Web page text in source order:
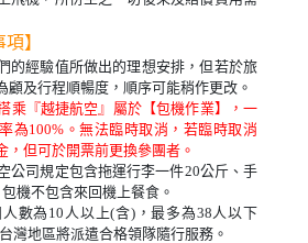
】
的經驗值所做出的理想安排，但若於旅
顧及行程順暢度，順序可能稍作更改。
乘『越捷航空』屬於【包機作業】，一
為100%。無法臨時取消，若臨時取消
，但可於開票前更換參團者。
公司規定包含拖運行李一件20公斤、手
包機不包含來回機上餐食 。
數為10人以上(含)，最多為38人以下
台灣地區將派遣合格領隊隨行服務。